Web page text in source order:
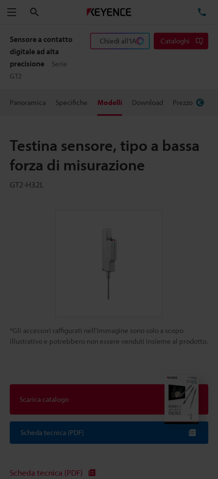
Menu
Sensore a contatto
digitale ad alta
precisione
Serie
GT2
Chiedi all'IA Cataloghi
Panoramica Specifiche Modelli Download Prezzo
Testina sensore, tipo a bassa
forza di misurazione
GT2-H32L
*Gli accessori raffigurati nell'immagine sono solo a scopo
illustrativo e potrebbero non essere venduti insieme al prodotto.
Scarica catalogo
Scheda tecnica (PDF)
Scheda tecnica (PDF)